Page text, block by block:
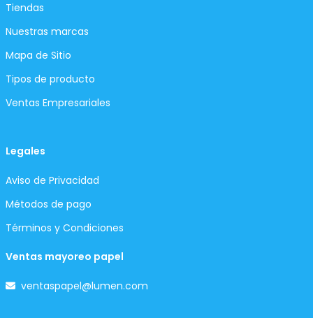
Tiendas
Nuestras marcas
Mapa de Sitio
Tipos de producto
Ventas Empresariales
Legales
Aviso de Privacidad
Métodos de pago
Términos y Condiciones
Ventas mayoreo papel
ventaspapel@lumen.com